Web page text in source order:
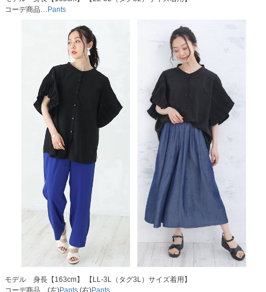
コーデ商品… Pants
モデル 身長【163cm】 【LL-3L（タグ3L）サイズ着用】
コーデ商品…(左)Pants (右)Pants